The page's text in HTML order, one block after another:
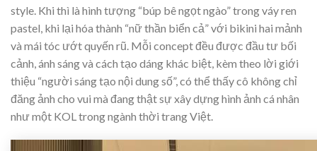
style. Khi thì là hình tượng “búp bê ngọt ngào” trong váy ren
pastel, khi lại hóa thành “nữ thần biển cả” với bikini hai mảnh
và mái tóc ướt quyến rũ. Mỗi concept đều được đầu tư bối
cảnh, ánh sáng và cách tạo dáng khác biệt, kèm theo lời giới
thiệu “người sáng tạo nội dung số”, có thể thấy cô không chỉ
đăng ảnh cho vui mà đang thật sự xây dựng hình ảnh cá nhân
như một KOL trong ngành thời trang Việt.